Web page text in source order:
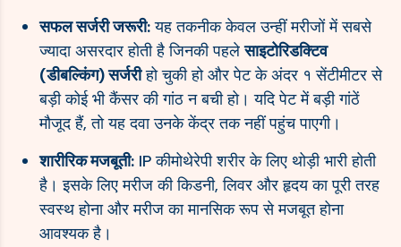
सफल सर्जरी जरूरी:यह तकनीक केवल उन्हीं मरीजों में सबसे
ज्यादा असरदार होती है जिनकी पहलेसाइटोरिडक्टिव
(डीबल्किंग) सर्जरीहो चुकी हो और पेट के अंदर १ सेंटीमीटर से
बड़ी कोई भी कैंसर की गांठ न बची हो। यदि पेट में बड़ी गांठें
मौजूद हैं, तो यह दवा उनके केंद्र तक नहीं पहुंच पाएगी।
शारीरिक मजबूती: IP कीमोथेरेपी शरीर के लिए थोड़ी भारी होती
है। इसके लिए मरीज की किडनी, लिवर और हृदय का पूरी तरह
स्वस्थ होना और मरीज का मानसिक रूप से मजबूत होना
आवश्यक है।